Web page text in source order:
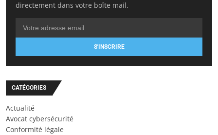
directement dans votre boîte mail.
S'INSCRIRE
CATÉGORIES
Actualité
Avocat cybersécurité
Conformité légale